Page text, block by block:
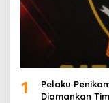
1
Pelaku
Diamankan